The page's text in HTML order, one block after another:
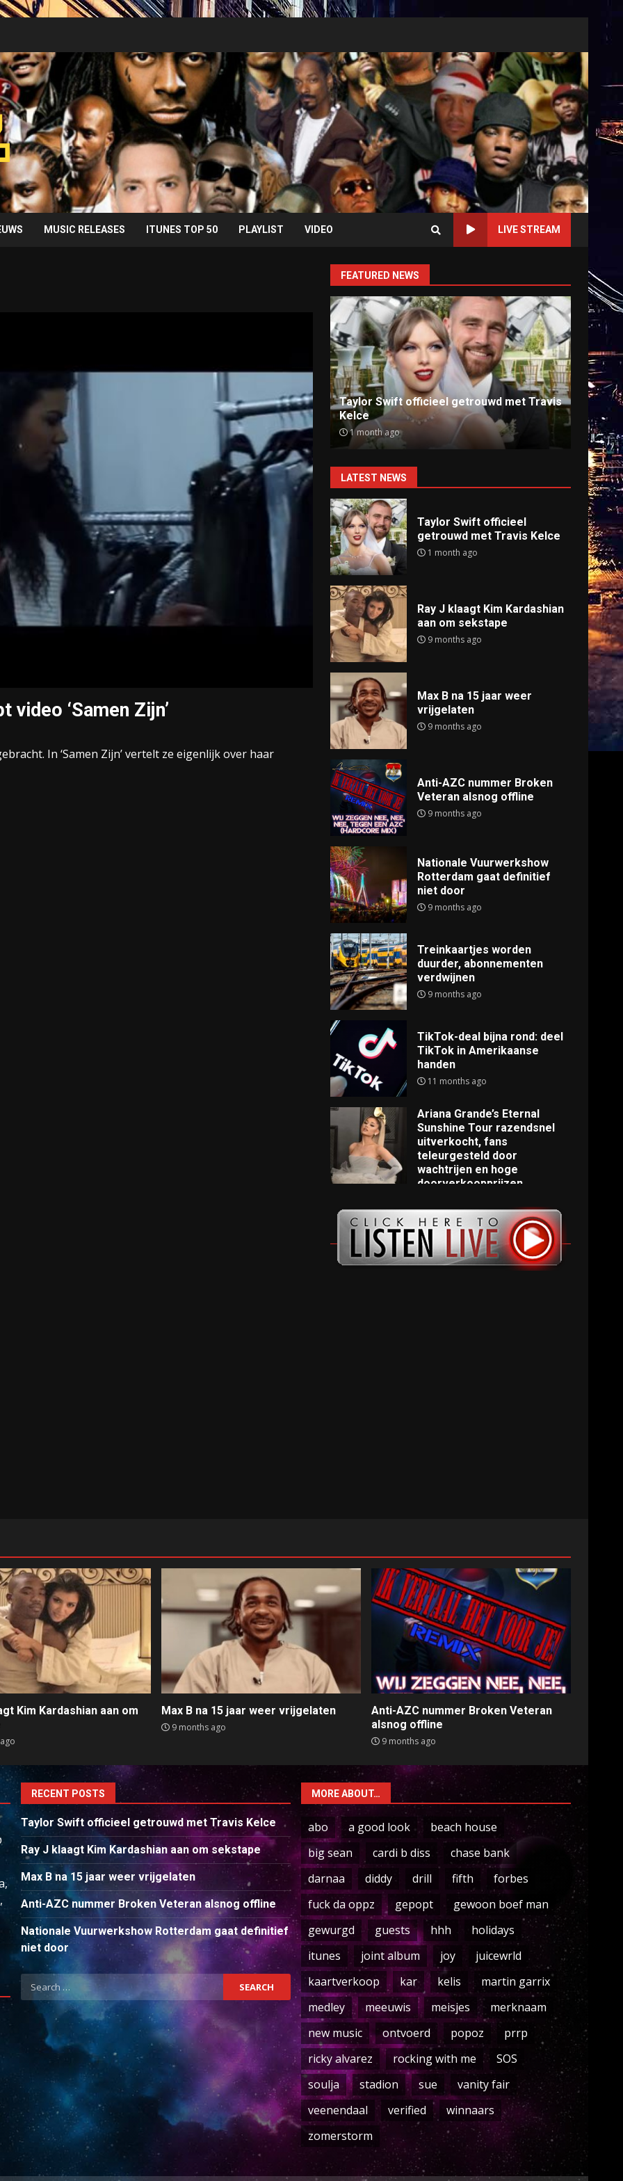
MUSIC RELEASES ITUNES TOP 50 PLAYLIST VIDEO LIVE STREAM
‘Samen Zijn’
In ‘Samen Zijn’ vertelt ze eigenlijk over haar
FEATURED NEWS
Taylor Swift officieel getrouwd met Travis
Ray J klaagt Kim Kardashian aan om
sekstape
9 months ago
Anti-
9
LATEST NEWS
Taylor Swift officieel
getrouwd met Travis Kelce
1 month ago
Ray J klaagt Kim Kardashian
aan om sekstape
9 months ago
Max B na 15 jaar weer
vrijgelaten
9 months ago
Anti-AZC nummer Broken
Veteran alsnog offline
9 months ago
Nationale Vuurwerkshow
Rotterdam gaat definitief
niet door
9 months ago
Treinkaartjes worden
duurder, abonnementen
verdwijnen
9 months ago
TikTok-deal bijna rond: deel
TikTok in Amerikaanse
handen
11 months ago
Ariana Grande’s Eternal
Sunshine Tour razendsnel
uitverkocht, fans
teleurgesteld door
wachtrijen en hoge
doorverkoopprijzen
Kim Kardashian aan om
Max B na 15 jaar weer vrijgelaten
9 months ago
Anti-AZC nummer Broken Veteran
alsnog offline
9 months ago
RECENT POSTS
Taylor Swift officieel getrouwd met Travis Kelce
Ray J klaagt Kim Kardashian aan om sekstape
Max B na 15 jaar weer vrijgelaten
Anti-AZC nummer Broken Veteran alsnog offline
Nationale Vuurwerkshow Rotterdam gaat definitief
niet door
Search
for:
MORE ABOUT…
abo a good look
beach house
big sean
cardi b diss
chase bank
darnaa
diddy drill fifth
forbes
fuck da oppz
gepopt
gewoon boef man
gewurgd
guests hhh
holidays
itunes
joint album joy
juicewrld
kaartverkoop
kar kelis
martin garrix
medley
meeuwis meisjes
merknaam
new music
ontvoerd popoz
prrp
ricky alvarez
rocking with me
SOS
soulja
stadion sue
vanity fair
veenendaal
verified
winnaars
zomerstorm